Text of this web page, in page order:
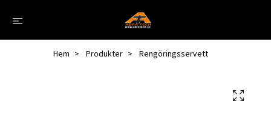
Hem Produkter Rengöringsservett